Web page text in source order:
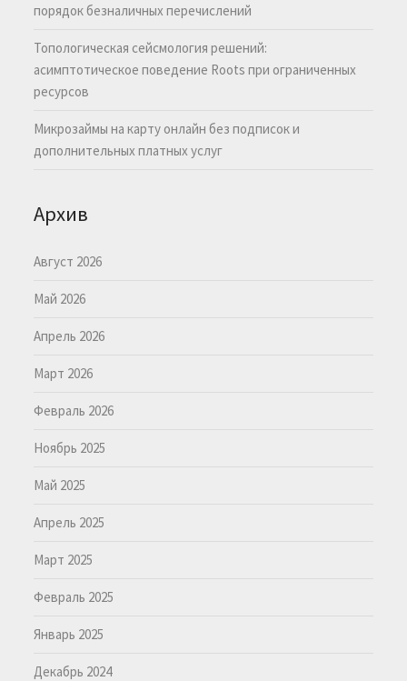
порядок безналичных перечислений
Топологическая сейсмология решений:
асимптотическое поведение Roots при ограниченных
ресурсов
Микрозаймы на карту онлайн без подписок и
дополнительных платных услуг
Архив
Август 2026
Май 2026
Апрель 2026
Март 2026
Февраль 2026
Ноябрь 2025
Май 2025
Апрель 2025
Март 2025
Февраль 2025
Январь 2025
Декабрь 2024